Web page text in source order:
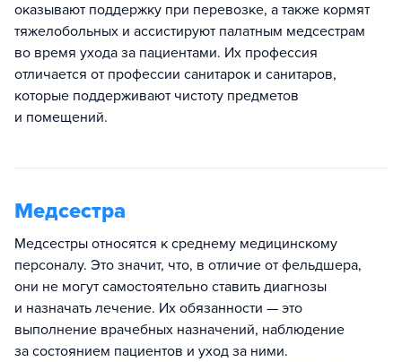
оказывают поддержку при перевозке, а также кормят
тяжелобольных и ассистируют палатным медсестрам
во время ухода за пациентами. Их профессия
отличается от профессии санитарок и санитаров,
которые поддерживают чистоту предметов
и помещений.
Медсестра
Медсестры относятся к среднему медицинскому
персоналу. Это значит, что, в отличие от фельдшера,
они не могут самостоятельно ставить диагнозы
и назначать лечение. Их обязанности — это
выполнение врачебных назначений, наблюдение
за состоянием пациентов и уход за ними.